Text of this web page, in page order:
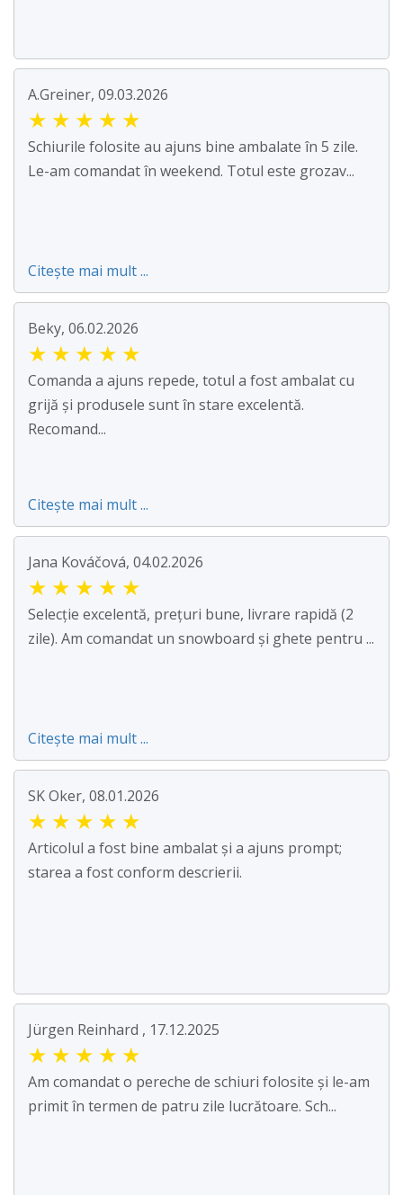
A.Greiner, 09.03.2026
★ ★ ★ ★ ★
Schiurile folosite au ajuns bine ambalate în 5 zile.
Le-am comandat în weekend. Totul este grozav...
Citește mai mult ...
Beky, 06.02.2026
★ ★ ★ ★ ★
Comanda a ajuns repede, totul a fost ambalat cu
grijă și produsele sunt în stare excelentă.
Recomand...
Citește mai mult ...
Jana Kováčová, 04.02.2026
★ ★ ★ ★ ★
Selecție excelentă, prețuri bune, livrare rapidă (2
zile). Am comandat un snowboard și ghete pentru ...
Citește mai mult ...
SK Oker, 08.01.2026
★ ★ ★ ★ ★
Articolul a fost bine ambalat și a ajuns prompt;
starea a fost conform descrierii.
Jürgen Reinhard , 17.12.2025
★ ★ ★ ★ ★
Am comandat o pereche de schiuri folosite și le-am
primit în termen de patru zile lucrătoare. Sch...